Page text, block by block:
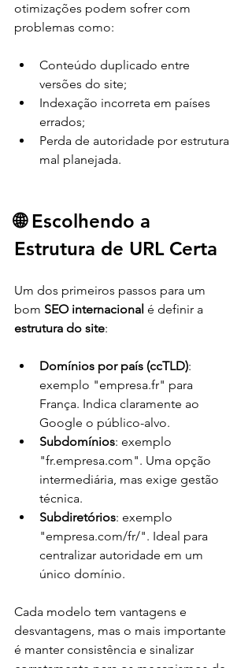
otimizações podem sofrer com
problemas como:
Conteúdo duplicado entre
versões do site;
Indexação incorreta em países
errados;
Perda de autoridade por estrutura
mal planejada.
🌐 Escolhendo a
Estrutura de URL Certa
Um dos primeiros passos para um
bom SEO internacional é definir a
estrutura do site:
Domínios por país (ccTLD):
exemplo "empresa.fr" para
França. Indica claramente ao
Google o público-alvo.
Subdomínios: exemplo
"fr.empresa.com". Uma opção
intermediária, mas exige gestão
técnica.
Subdiretórios: exemplo
"empresa.com/fr/". Ideal para
centralizar autoridade em um
único domínio.
Cada modelo tem vantagens e
desvantagens, mas o mais importante
é manter consistência e sinalizar